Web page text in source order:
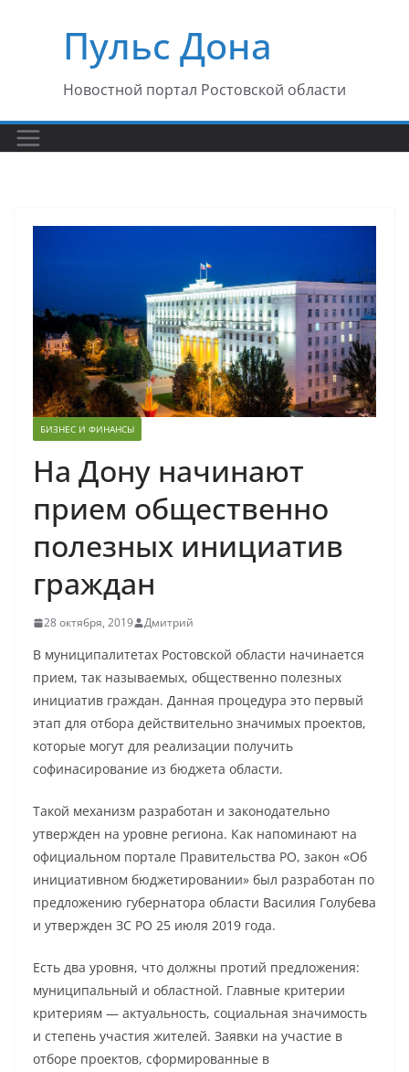
содержимомуПульс Дона
Новостной портал Ростовской области
БИЗНЕС И ФИНАНСЫ
На Дону начинают
прием общественно
полезных инициатив
граждан
28 октября, 2019 Дмитрий
В муниципалитетах Ростовской области начинается
прием, так называемых, общественно полезных
инициатив граждан. Данная процедура это первый
этап для отбора действительно значимых проектов,
которые могут для реализации получить
софинасирование из бюджета области.
Такой механизм разработан и законодательно
утвержден на уровне региона. Как напоминают на
официальном портале Правительства РО, закон «Об
инициативном бюджетировании» был разработан по
предложению губернатора области Василия Голубева
и утвержден ЗС РО 25 июля 2019 года.
Есть два уровня, что должны протий предложения:
муниципальный и областной. Главные критерии
критериям — актуальность, социальная значимость
и степень участия жителей. Заявки на участие в
отборе проектов, сформированные в